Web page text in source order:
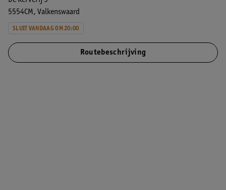
5554CM Valkenswaard
SLUIT VANDAAG OM 20:00
Routebeschrijving